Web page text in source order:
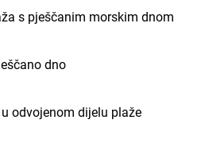
s pješčanim morskim dnom
dno
odvojenom dijelu plaže